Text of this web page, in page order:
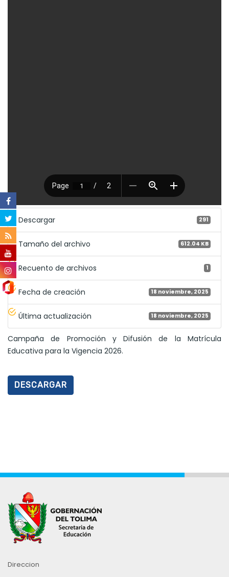
Descargar 291
Tamaño del archivo 612.04 KB
Recuento de archivos 1
Fecha de creación 18 noviembre, 2025
Última actualización 18 noviembre, 2025
Campaña de Promoción y Difusión de la Matrícula
Educativa para la Vigencia 2026.
DESCARGAR
Direccion